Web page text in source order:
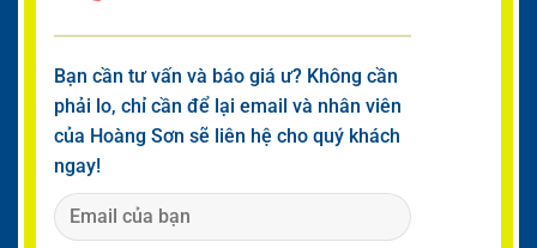
Bạn cần tư vấn và báo giá ư? Không cần
phải lo, chỉ cần để lại email và nhân viên
của Hoàng Sơn sẽ liên hệ cho quý khách
ngay!